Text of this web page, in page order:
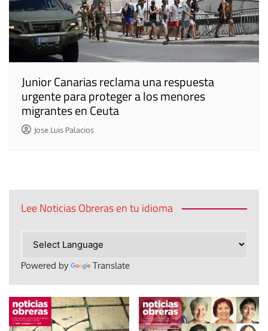
Junior Canarias reclama una respuesta
urgente para proteger a los menores
migrantes en Ceuta
Jose Luis Palacios
Lee Noticias Obreras en tu idioma
Powered by Translate